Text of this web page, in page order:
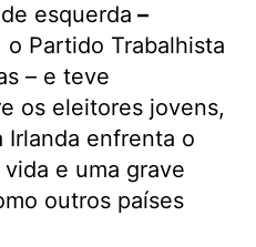
esquerda –
Partido Trabalhista
– e teve
os eleitores jovens,
Irlanda enfrenta o
e uma grave
outros países